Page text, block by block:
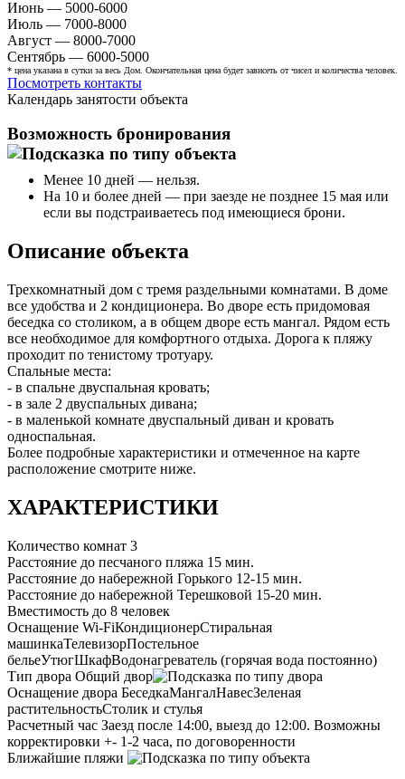
Июнь — 5000-6000
Июль — 7000-8000
Август — 8000-7000
Сентябрь — 6000-5000
* цена указана в сутки за весь Дом. Окончательная цена будет зависеть от чисел и количества человек.
Посмотреть контакты
Календарь занятости объекта
Возможность бронирования
Менее 10 дней — нельзя.
На 10 и более дней — при заезде не позднее 15 мая или
если вы подстраиваетесь под имеющиеся брони.
Описание объекта
Трехкомнатный дом с тремя раздельными комнатами. В доме
все удобства и 2 кондиционера. Во дворе есть придомовая
беседка со столиком, а в общем дворе есть мангал. Рядом есть
все необходимое для комфортного отдыха. Дорога к пляжу
проходит по тенистому тротуару.
Спальные места:
- в спальне двуспальная кровать;
- в зале 2 двуспальных дивана;
- в маленькой комнате двуспальный диван и кровать
односпальная.
Более подробные характеристики и отмеченное на карте
расположение смотрите ниже.
ХАРАКТЕРИСТИКИ
Количество комнат 3
Расстояние до песчаного пляжа 15 мин.
Расстояние до набережной Горького 12-15 мин.
Расстояние до набережной Терешковой 15-20 мин.
Вместимость до 8 человек
Оснащение Wi-FiКондиционерСтиральная
машинкаТелевизорПостельное
бельеУтюгШкафВодонагреватель (горячая вода постоянно)
Тип двора Общий двор
Оснащение двора БеседкаМангалНавесЗеленая
растительностьСтолик и стулья
Расчетный час Заезд после 14:00, выезд до 12:00. Возможны
корректировки +- 1-2 часа, по договоренности
Ближайшие пляжи